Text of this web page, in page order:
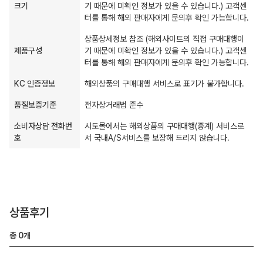
크기
기 때문에 미확인 정보가 있을 수 있습니다.) 고객센
터를 통해 해외 판매자에게 문의후 확인 가능합니다.
제품구성
상품상세정보 참조 (해외사이트의 직접 구매대행이
기 때문에 미확인 정보가 있을 수 있습니다.) 고객센
터를 통해 해외 판매자에게 문의후 확인 가능합니다.
KC 인증정보 해외상품의 구매대행 서비스로 표기가 불가합니다.
품질보증기준 전자상거래법 준수
소비자상담 전화번
호
시도몰에서는 해외상품의 구매대행(중계) 서비스로
서 국내A/S서비스를 보장해 드리지 않습니다.
상품후기
총 0개